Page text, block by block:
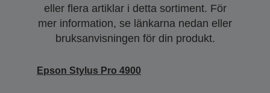
eller flera artiklar i detta sortiment. För
mer information, se länkarna nedan eller
bruksanvisningen för din produkt.
Epson Stylus Pro 4900